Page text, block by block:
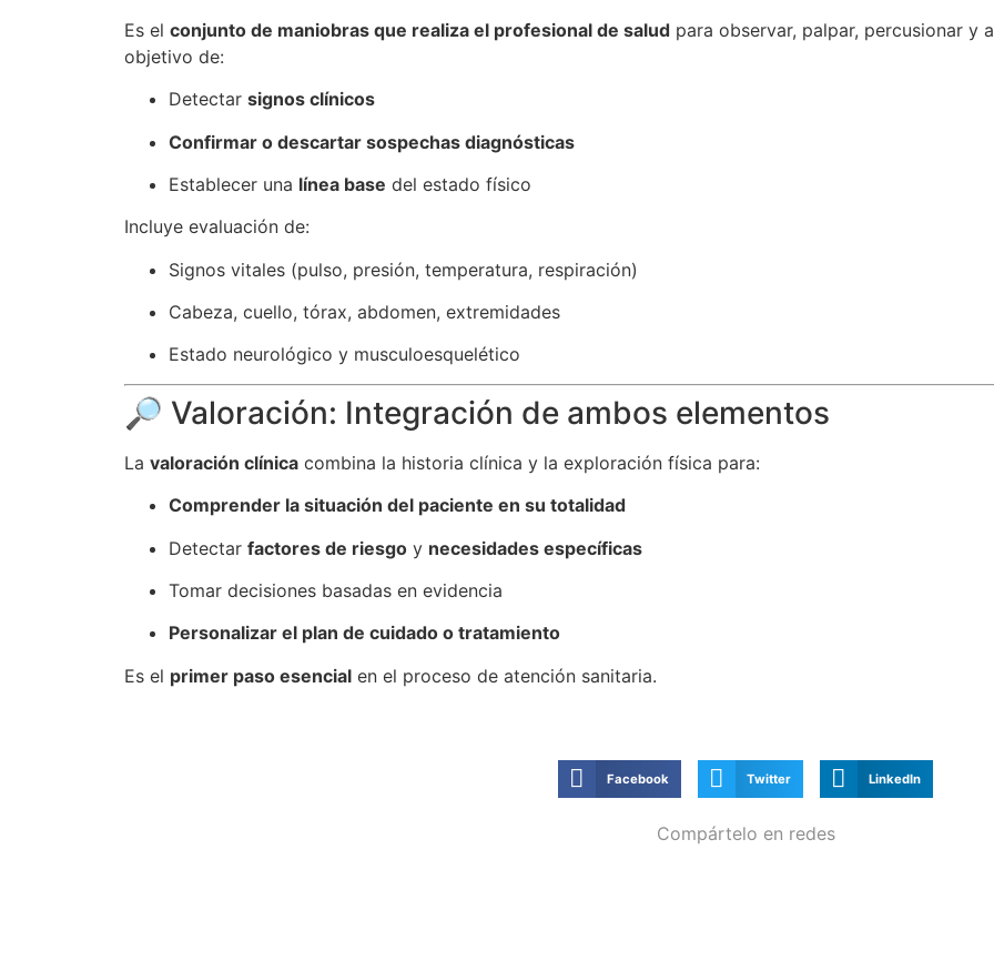
Es el conjunto de maniobras que realiza el profesional de salud para observar, palpar, percusionar y
objetivo de:
Detectar signos clínicos
Confirmar o descartar sospechas diagnósticas
Establecer una línea base del estado físico
Incluye evaluación de:
Signos vitales (pulso, presión, temperatura, respiración)
Cabeza, cuello, tórax, abdomen, extremidades
Estado neurológico y musculoesquelético
🔎 Valoración: Integración de ambos elementos
La valoración clínica combina la historia clínica y la exploración física para:
Comprender la situación del paciente en su totalidad
Detectar factores de riesgo y necesidades específicas
Tomar decisiones basadas en evidencia
Personalizar el plan de cuidado o tratamiento
Es el primer paso esencial en el proceso de atención sanitaria.
Facebook Twitter LinkedIn
Compártelo en redes